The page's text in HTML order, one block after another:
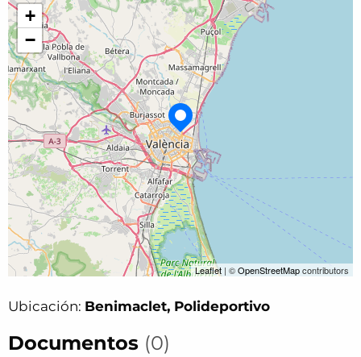
+
−
Leaflet | ©OpenStreetMapcontributors
Ubicación: Benimaclet, Polideportivo
Documentos (0)